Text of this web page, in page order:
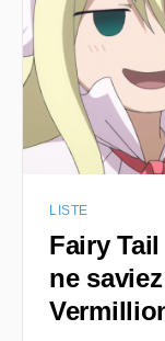
LISTE
Fairy
ne